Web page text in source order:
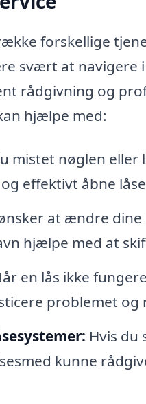
forskellige
svært at navigere
rådgivning og
hjælpe med:
mistet nøglen eller
effektivt åbne
at ændre
hjælpe med at
en lås ikke
problemet
Hvis du
kunne